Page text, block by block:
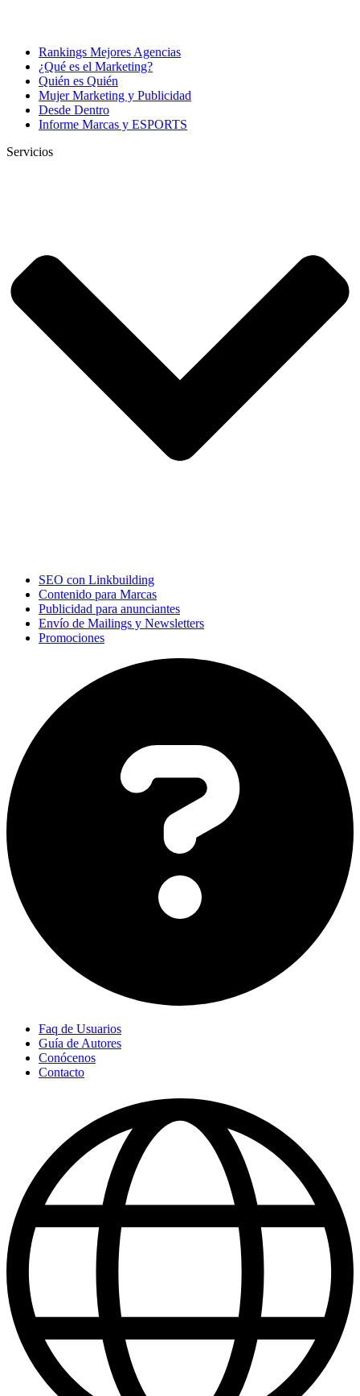
Rankings Mejores Agencias
¿Qué es el Marketing?
Quién es Quién
Mujer Marketing y Publicidad
Desde Dentro
Informe Marcas y ESPORTS
Servicios
SEO con Linkbuilding
Contenido para Marcas
Publicidad para anunciantes
Envío de Mailings y Newsletters
Promociones
Faq de Usuarios
Guía de Autores
Conócenos
Contacto